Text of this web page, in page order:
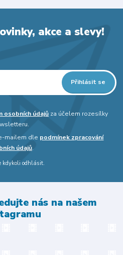
akce a slevy!
Přihlásit se
osobních údajůza účelem rozesílky
mailem dle podmínek zpracování
údajů.
kdykoli odhlásit.
nás na našem